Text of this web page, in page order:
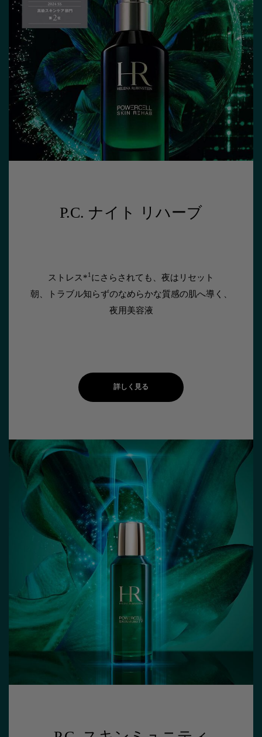
P.C. ナイト リハーブ
ストレス*1 にさらされても、夜はリセット
朝、トラブル知らずのなめらかな質感の肌へ導く、
夜用美容液
詳しく見る